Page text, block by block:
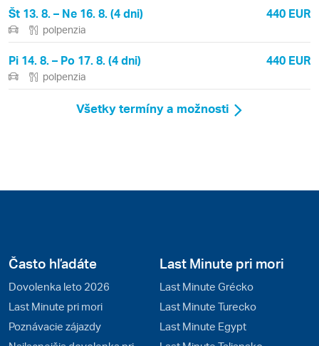
Št 13. 8. – Ne 16. 8. (4 dni) 440 EUR
polpenzia
Pi 14. 8. – Po 17. 8. (4 dni) 440 EUR
polpenzia
Všetky termíny a možnosti
Často hľadáte
Dovolenka leto 2026
Last Minute pri mori
Poznávacie zájazdy
Last Minute pri mori
Last Minute Grécko
Last Minute Turecko
Last Minute Egypt